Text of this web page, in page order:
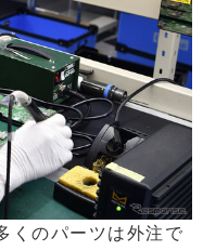
くのパーツは外注で